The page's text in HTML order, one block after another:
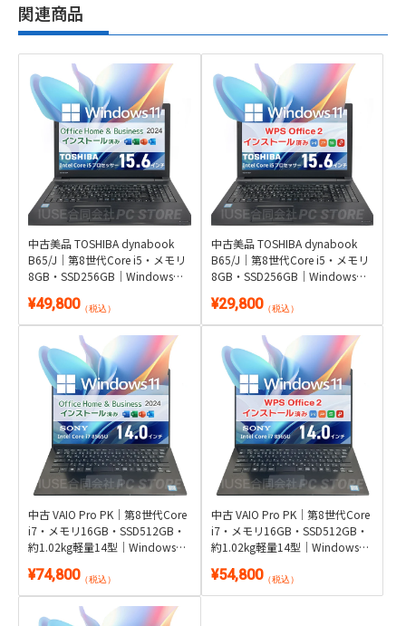
関連商品
中古美品 TOSHIBA dynabook
B65/J｜第8世代Core i5・メモリ
8GB・SSD256GB｜Windows
¥49,800（税込）
中古美品 TOSHIBA dynabook
B65/J｜第8世代Core i5・メモリ
8GB・SSD256GB｜Windows
¥29,800（税込）
中古 VAIO Pro PK｜第8世代Core
i7・メモリ16GB・SSD512GB・
約1.02kg軽量14型｜Windows
¥74,800（税込）
中古 VAIO Pro PK｜第8世代Core
i7・メモリ16GB・SSD512GB・
約1.02kg軽量14型｜Windows
¥54,800（税込）